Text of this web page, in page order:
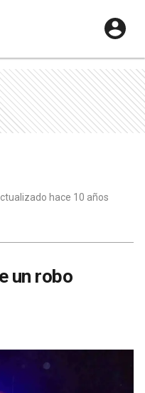
hace 10 años
un robo